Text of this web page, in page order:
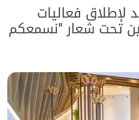
لإطلاق فعاليات
تحت شعار "نسمعكم